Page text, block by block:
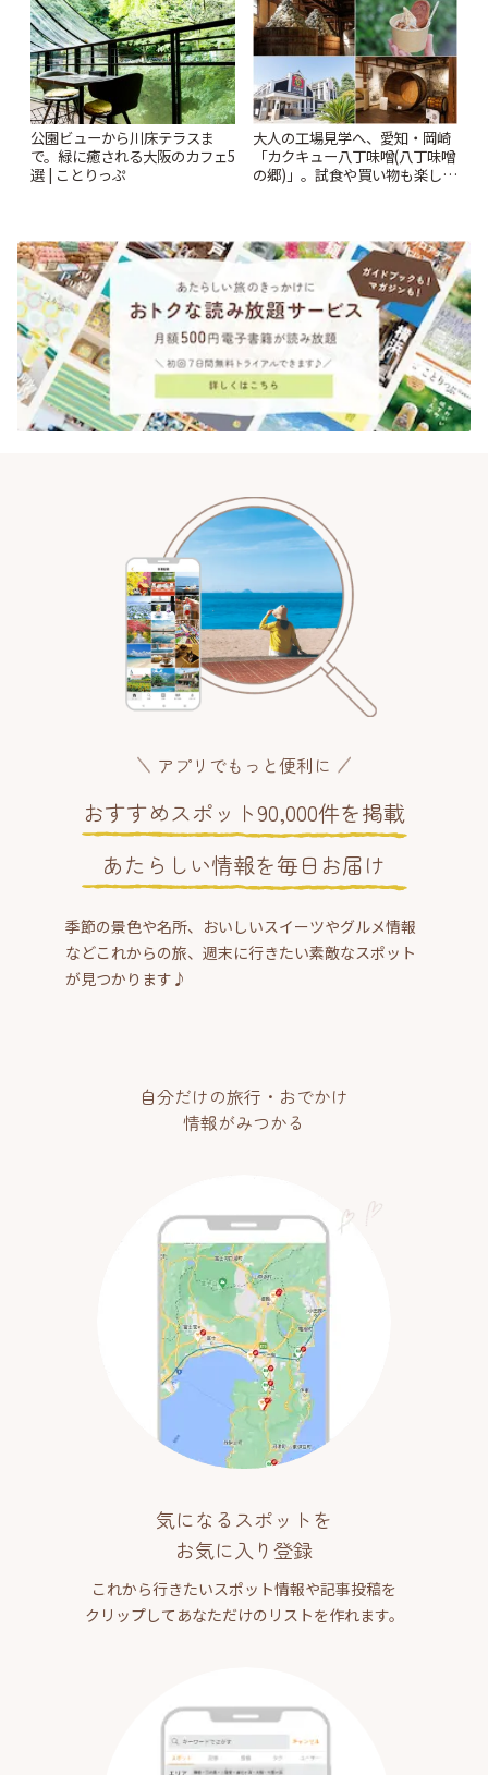
公園ビューから川床テラスま
で。緑に癒される大阪のカフェ5
選 | ことりっぷ
大人の工場見学へ、愛知・岡崎
「カクキュー八丁味噌(八丁味噌
の郷)」。試食や買い物も楽しみ
アプリでもっと便利に
おすすめスポット90,000件を掲載
あたらしい情報を毎日お届け
季節の景色や名所、おいしいスイーツやグルメ情報
などこれからの旅、週末に行きたい素敵なスポット
が見つかります♪
自分だけの旅行・おでかけ
情報がみつかる
気になるスポットを
お気に入り登録
これから行きたいスポット情報や記事投稿を
クリップしてあなただけのリストを作れます。